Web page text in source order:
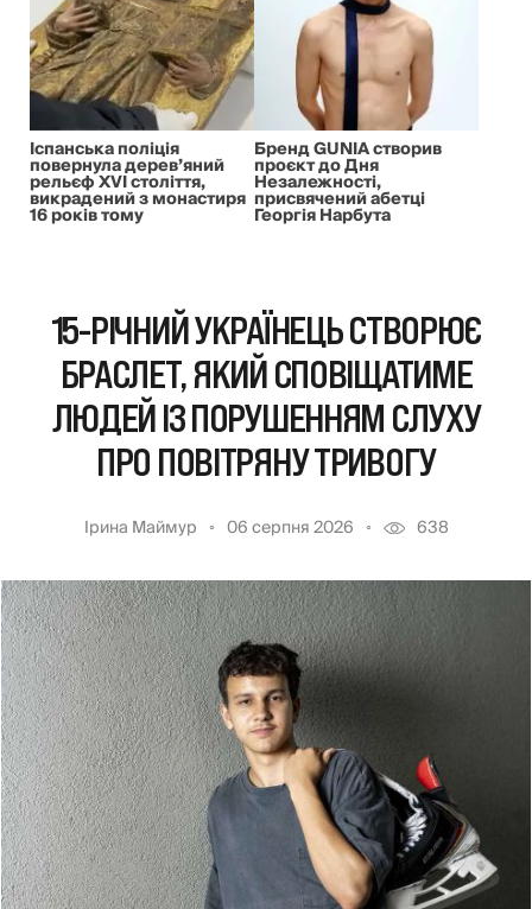
Іспанська поліція
повернула дерев’яний
рельєф XVI століття,
викрадений з монастиря
16 років тому
Бренд GUNIA створив
проєкт до Дня
Незалежності,
присвячений абетці
Георгія Нарбута
15-РІЧНИЙ УКРАЇНЕЦЬ СТВОРЮЄ
БРАСЛЕТ, ЯКИЙ СПОВІЩАТИМЕ
ЛЮДЕЙ ІЗ ПОРУШЕННЯМ СЛУХУ
ПРО ПОВІТРЯНУ ТРИВОГУ
Ірина Маймур 06 серпня 2026 638